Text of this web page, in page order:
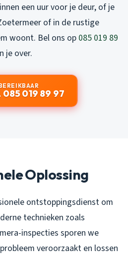
een uur voor je deur, of je
of in de rustige
woont. Bel ons op 085 019 89
je over.
085 019 89 97
Oplossing
ontstoppingsdienst om
technieken zoals
inspecties sporen we
veroorzaakt en lossen